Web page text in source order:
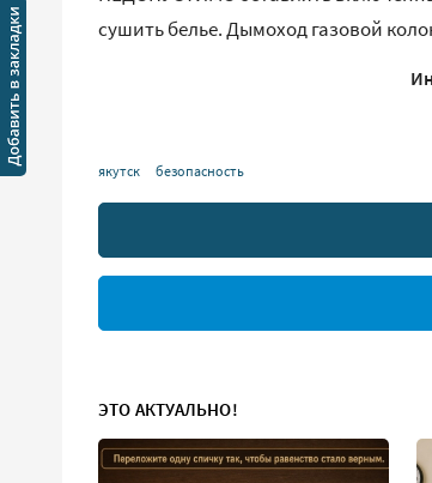
сушить белье. Дымоход газовой
якутск безопасность
ЭТО АКТУАЛЬНО!